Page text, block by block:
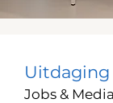
Uitdaging
Jobs &